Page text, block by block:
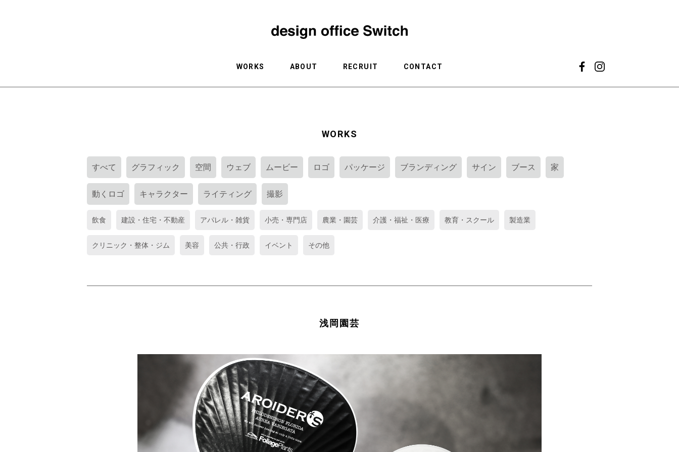
WORKS ABOUT RECRUIT CONTACT
WORKS
すべて グラフィック 空間 ウェブ ムービー ロゴ パッケージ ブランディング サイン ブース 家
動くロゴ キャラクター ライティング 撮影
飲食 建設・住宅・不動産 アパレル・雑貨 小売・専門店 農業・園芸 介護・福祉・医療 教育・スクール 製造業
クリニック・整体・ジム 美容 公共・行政 イベント その他
浅岡園芸